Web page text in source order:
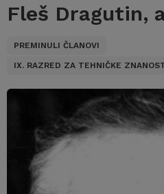
Fleš Dragutin,
PREMINULI ČLANOVI
IX. RAZRED ZA TEHNIČKE